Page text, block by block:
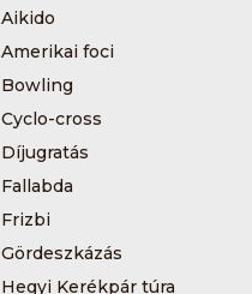
Aikido
Amerikai foci
Bowling
Cyclo-cross
Díjugratás
Fallabda
Frizbi
Gördeszkázás
Hegyi Kerékpár túra